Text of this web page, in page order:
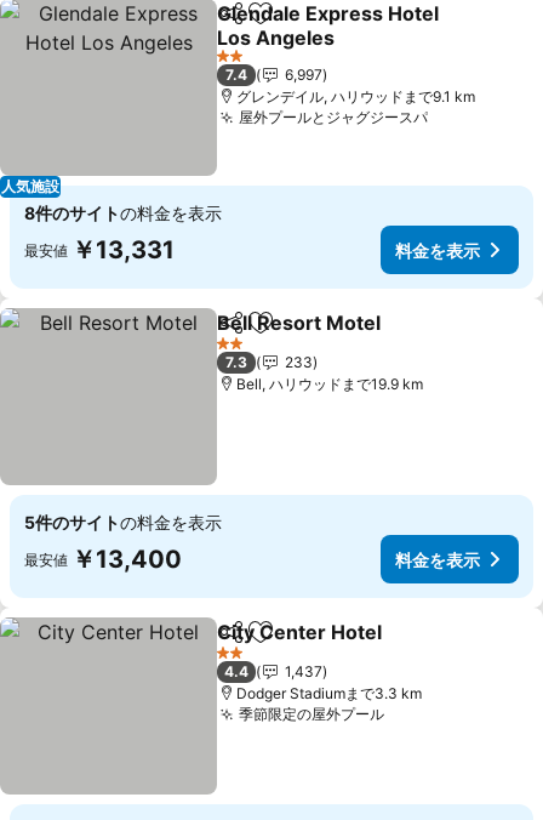
人気施設
シェアお気に入りに追加
Glendale Express Hotel
Los Angeles
料金を表示
2 ホテルのランク
7.4
6,997
グレンデイル, ハリウッドまで9.1 km
屋外プールとジャグジースパ料金を表示
8件のサイトの料金を表示
最安値 ￥13,331 料金を表示
シェアお気に入りに追加
Bell Resort Motel
2 ホテルのランク
7.3
233
Bell, ハリウッドまで19.9 km
5件のサイトの料金を表示
最安値 ￥13,400 料金を表示
シェアお気に入りに追加
City Center Hotel
2 ホテルのランク
4.4
1,437
Dodger Stadiumまで3.3 km
季節限定の屋外プール料金を表示